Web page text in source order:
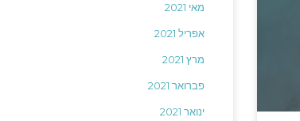
מאי 2021
אפריל 2021
מרץ 2021
פברואר 2021
ינואר 2021